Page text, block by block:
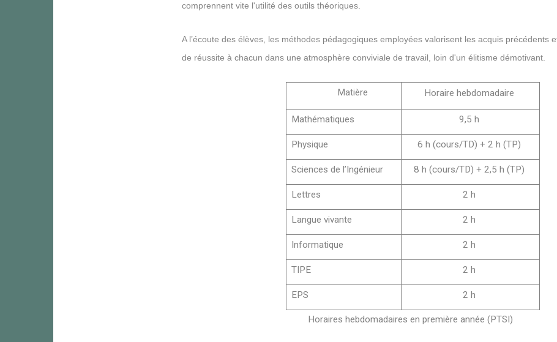
comprennent vite l'utilité des outils théoriques.
A l’écoute des élèves, les méthodes pédagogiques employées valorisent les acquis précédents
de réussite à chacun dans une atmosphère conviviale de travail, loin d'un élitisme démotivant.
Matière Horaire hebdomadaire
Mathématiques 9,5 h
Physique 6 h (cours/TD) + 2 h (TP)
Sciences de l’Ingénieur 8 h (cours/TD) + 2,5 h (TP)
Lettres 2 h
Langue vivante 2 h
Informatique 2 h
TIPE 2 h
EPS 2 h
Horaires hebdomadaires en première année (PTSI)